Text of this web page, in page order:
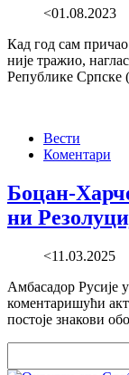
<01.08.2023
Кад год сам
није тражио,
Републике
Вести
Коментари
Боцан-
ни
<11.03.2025
Амбасадор Русије
коментаришући
постоје знакови